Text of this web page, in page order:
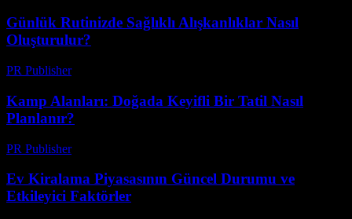
Günlük Rutinizde Sağlıklı Alışkanlıklar Nasıl
Oluşturulur?
PR Publisher-
Kamp Alanları: Doğada Keyifli Bir Tatil Nasıl
Planlanır?
PR Publisher-
Ev Kiralama Piyasasının Güncel Durumu ve
Etkileyici Faktörler